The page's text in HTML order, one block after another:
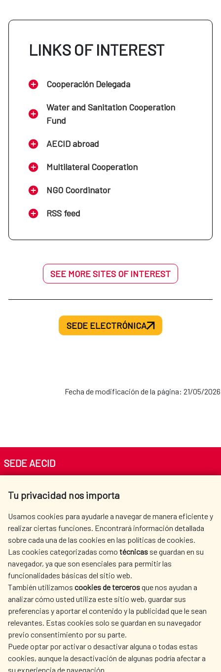
LINKS OF INTEREST
Cooperación Delegada
Water and Sanitation Cooperation
Fund
AECID abroad
Multilateral Cooperation
NGO Coordinator
RSS feed
SEE MORE SITES OF INTEREST
SEDE ELECTRÓNICA
Fecha de modificación de la página: 21/05/2026
Tu privacidad nos importa
Usamos cookies para ayudarle a navegar de manera eficiente y
realizar ciertas funciones. Encontrará información detallada
sobre cada una de las cookies en las políticas de cookies.
Las cookies categorizadas como técnicas se guardan en su
navegador, ya que son esenciales para permitir las
funcionalidades básicas del sitio web.
También utilizamos cookies de tercerosque nos ayudan a
analizar cómo usted utiliza este sitio web, guardar sus
preferencias y aportar el contenido y la publicidad que le sean
relevantes. Estas cookies solo se guardan en su navegador
previo consentimiento por su parte.
Puede optar por activar o desactivar alguna o todas estas
cookies, aunque la desactivación de algunas podría afectar a
su experiencia de navegación.
SEDE AECID
Tel. +34 900 20 30 54​​​​​​​
AECID
WHERE DO WE COOPERATE?
SPANISH HUMANITARIAN
ACTION
PRESS ROOM
CULTURE AND SCIENCE LIBRARY
OUR SOCIAL MEDIA